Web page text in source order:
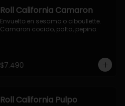
Roll California Camaron
Envuelto en sesamo o ciboullette.
Camaron cocido, palta, pepino.
$7.490
Roll California Pulpo